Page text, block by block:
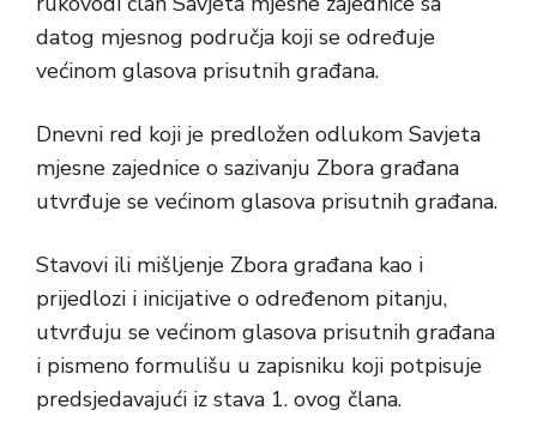
datog mjesnog područja koji se određuje
većinom glasova prisutnih građana.
Dnevni red koji je predložen odlukom Savjeta
mjesne zajednice o sazivanju Zbora građana
utvrđuje se većinom glasova prisutnih građana.
Stavovi ili mišljenje Zbora građana kao i
prijedlozi i inicijative o određenom pitanju,
utvrđuju se većinom glasova prisutnih građana
i pismeno formulišu u zapisniku koji potpisuje
predsjedavajući iz stava 1. ovog člana.